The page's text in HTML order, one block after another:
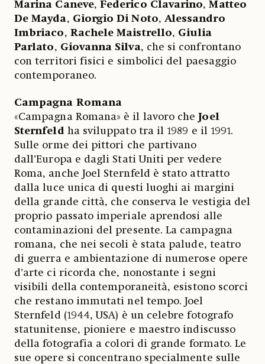
Marina Caneve,Federico Clavarino,Matteo
De Mayda, Giorgio Di Noto, Alessandro
Imbriaco, Rachele Maistrello, Giulia
Parlato, Giovanna Silva, che si confrontano
con territori fisici e simbolici del paesaggio
contemporaneo.
Campagna Romana
«Campagna Romana» è il lavoro cheJoel
Sternfeld ha sviluppato tra il 1989 e il 1991.
Sulle orme dei pittori che partivano
dall’Europa e dagli Stati Uniti per vedere
Roma, anche Joel Sternfeld è stato attratto
dalla luce unica di questi luoghi ai margini
della grande città, che conserva le vestigia del
proprio passato imperiale aprendosi alle
contaminazioni del presente. La campagna
romana, che nei secoli è stata palude, teatro
di guerra e ambientazione di numerose opere
d’arte ci ricorda che, nonostante i segni
visibili della contemporaneità, esistono scorci
che restano immutati nel tempo. Joel
Sternfeld (1944, USA) è un celebre fotografo
statunitense, pioniere e maestro indiscusso
della fotografia a colori di grande formato. Le
sue opere si concentrano specialmente sulle